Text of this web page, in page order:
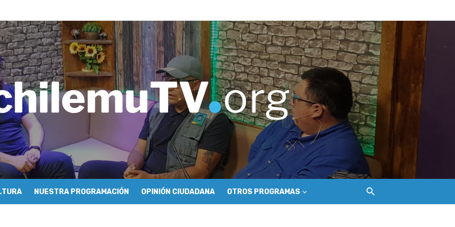
y floricultura con María Lina Fermandois y Luis Polanco
inician la construcción participativa del Plan Local de Restauración del Secano Costero Nilahue
a sus finalistas en su segunda clasificatoria
03: lessons on flight – Cecilia Araneda
celebra 50 años de carrera en Pichilemu
frontal en Pichilemu junto al alcalde Roberto Córdova
suscriben convenio para esterilización de mascotas
Primaria fortalecen alianza para mejorar el acceso a la atención gastroenterológica
se refieren a cuestionamientos al CFT O’Higgins
como la ciudad con la conexión a internet más rápida del mundo
NUESTRA PROGRAMACIÓN OPINIÓN CIUDADANA OTROS PROGRAMAS